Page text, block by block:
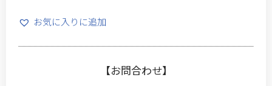
お気に入りに追加
【お問合わせ】